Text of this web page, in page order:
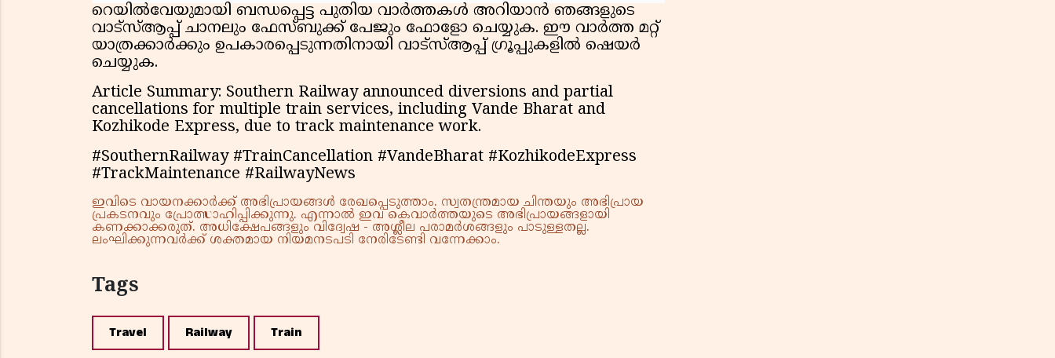
റെയിൽവേയുമായി ബന്ധപ്പെട്ട പുതിയ വാർത്തകൾ അറിയാൻ ഞങ്ങളുടെ
വാട്സ്ആപ്പ് ചാനലും ഫേസ്ബുക്ക് പേജും ഫോളോ ചെയ്യുക. ഈ വാർത്ത മറ്റ്
യാത്രക്കാർക്കും ഉപകാരപ്പെടുന്നതിനായി വാട്സ്ആപ്പ് ഗ്രൂപ്പുകളിൽ ഷെയർ
ചെയ്യുക.
Article Summary: Southern Railway announced diversions and partial
cancellations for multiple train services, including Vande Bharat and
Kozhikode Express, due to track maintenance work.
#SouthernRailway #TrainCancellation #VandeBharat #KozhikodeExpress
#TrackMaintenance #RailwayNews
ഇവിടെ വായനക്കാർക്ക് അഭിപ്രായങ്ങൾ രേഖപ്പെടുത്താം. സ്വതന്ത്രമായ ചിന്തയും അഭിപ്രായ
പ്രകടനവും പ്രോത്സാഹിപ്പിക്കുന്നു. എന്നാൽ ഇവ കെവാർത്തയുടെ അഭിപ്രായങ്ങളായി
കണക്കാക്കരുത്. അധിക്ഷേപങ്ങളും വിദ്വേഷ - അശ്ലീല പരാമർശങ്ങളും പാടുള്ളതല്ല.
ലംഘിക്കുന്നവർക്ക് ശക്തമായ നിയമനടപടി നേരിടേണ്ടി വന്നേക്കാം.
Tags
Travel Railway Train